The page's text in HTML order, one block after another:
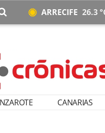
ARRECIFE 26.3
CANARIAS